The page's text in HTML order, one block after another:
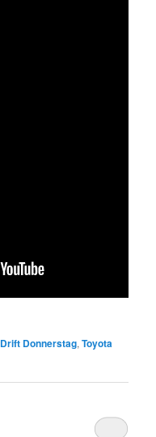
Drift Donnerstag,Toyota